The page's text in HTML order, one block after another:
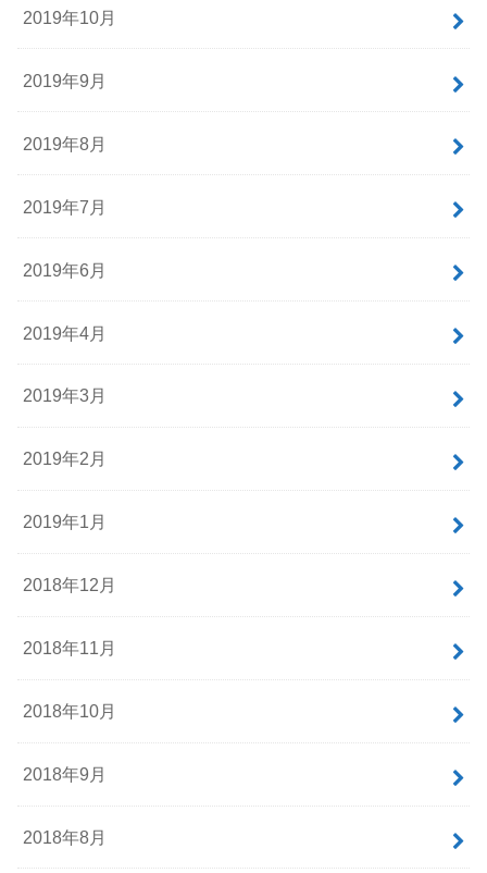
2019年10月
2019年9月
2019年8月
2019年7月
2019年6月
2019年4月
2019年3月
2019年2月
2019年1月
2018年12月
2018年11月
2018年10月
2018年9月
2018年8月